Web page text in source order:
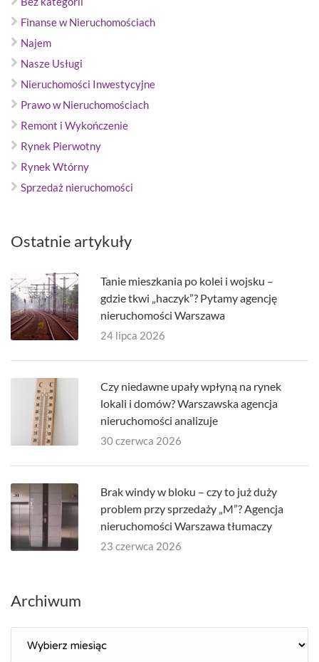
Finanse w Nieruchomościach
Najem
Nasze Usługi
Nieruchomości Inwestycyjne
Prawo w Nieruchomościach
Remont i Wykończenie
Rynek Pierwotny
Rynek Wtórny
Sprzedaż nieruchomości
Ostatnie artykuły
Tanie mieszkania po kolei i wojsku –
gdzie tkwi „haczyk”? Pytamy agencję
nieruchomości Warszawa
24 lipca 2026
Czy niedawne upały wpłyną na rynek
lokali i domów? Warszawska agencja
nieruchomości analizuje
30 czerwca 2026
Brak windy w bloku – czy to już duży
problem przy sprzedaży „M”? Agencja
nieruchomości Warszawa tłumaczy
23 czerwca 2026
Archiwum